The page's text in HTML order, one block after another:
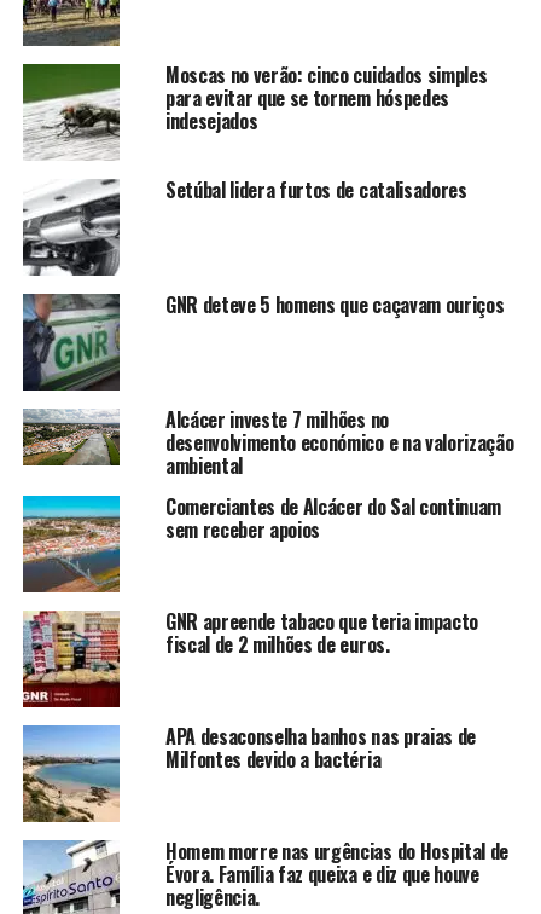
Moscas no verão: cinco cuidados simples
para evitar que se tornem hóspedes
indesejados
Setúbal lidera furtos de catalisadores
GNR deteve 5 homens que caçavam ouriços
Alcácer investe 7 milhões no
desenvolvimento económico e na valorização
ambiental
Comerciantes de Alcácer do Sal continuam
sem receber apoios
GNR apreende tabaco que teria impacto
fiscal de 2 milhões de euros.
APA desaconselha banhos nas praias de
Milfontes devido a bactéria
Homem morre nas urgências do Hospital de
Évora. Família faz queixa e diz que houve
negligência.